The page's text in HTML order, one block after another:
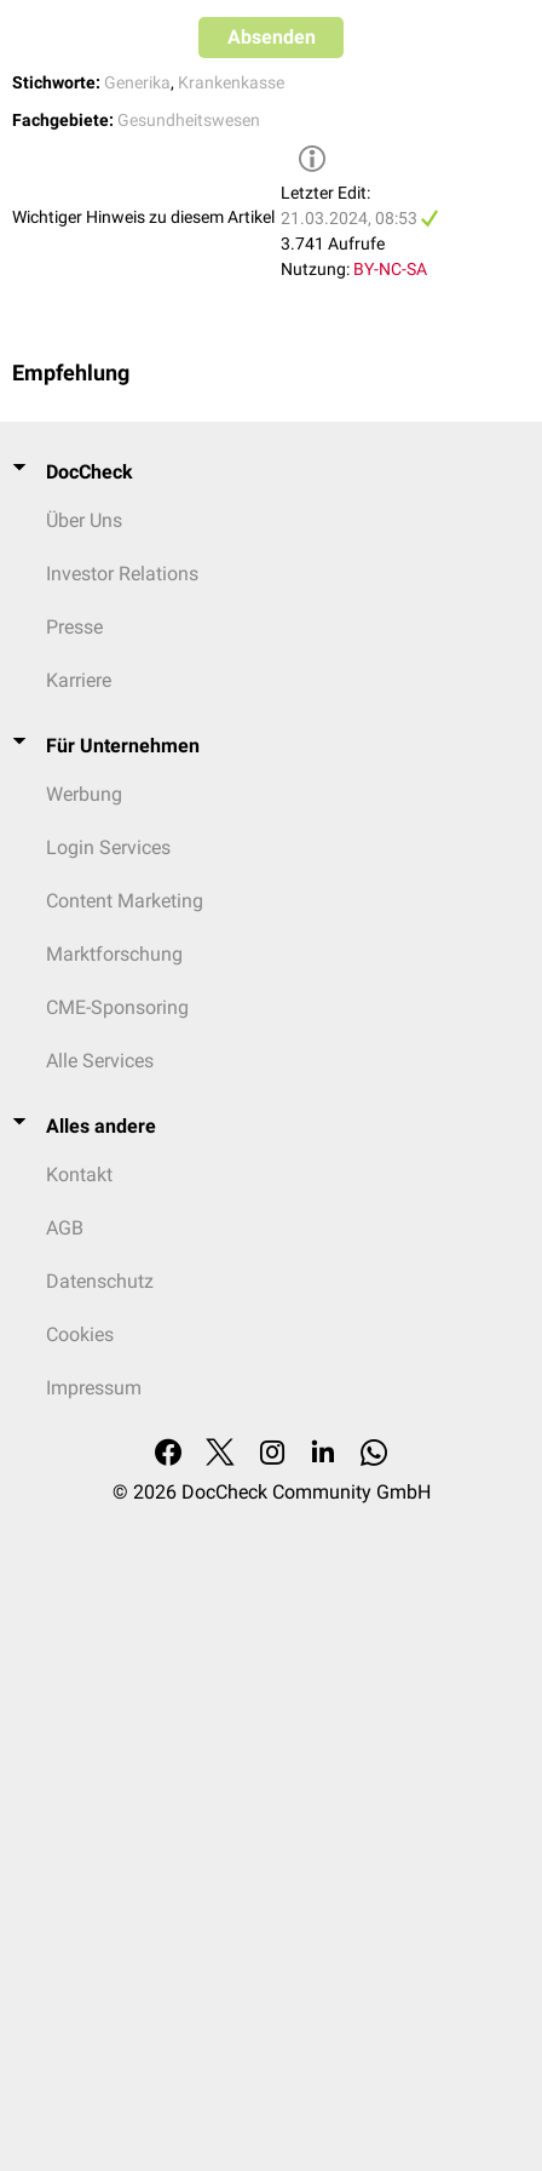
Das Bundesministerium für Gesundheit errechnete, dass die GKVen im
Jahr 2021 durch Rabattverträge 5,11 Milliarden Euro einsparten.
Absenden
Stichworte: Generika, Krankenkasse
Fachgebiete: Gesundheitswesen
Wichtiger Hinweis zu diesem Artikel
Letzter Edit:
21.03.2024, 08:53
3.741 Aufrufe
Nutzung: BY-NC-SA
Empfehlung
DocCheck
Über Uns
Investor Relations
Presse
Karriere
Für Unternehmen
Werbung
Login Services
Content Marketing
Marktforschung
CME-Sponsoring
Alle Services
Alles andere
Kontakt
AGB
Datenschutz
Cookies
Impressum
© 2026 DocCheck Community GmbH